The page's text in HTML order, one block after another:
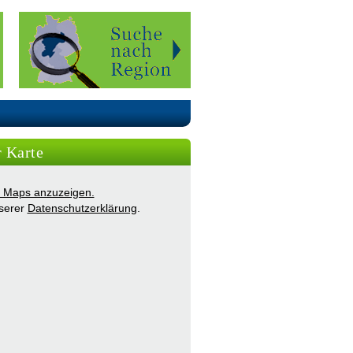
Karte
anzuzeigen.
Datenschutzerklärung